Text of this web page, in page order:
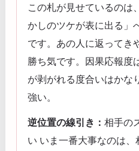
この札が見せているのは
かしのツケが表に出る」
です。あの人に返ってき
勝ち気です。因果応報度
が剥がれる度合いはかな
強い。
逆位置の線引き： 相手の
い いま一番大事なのは